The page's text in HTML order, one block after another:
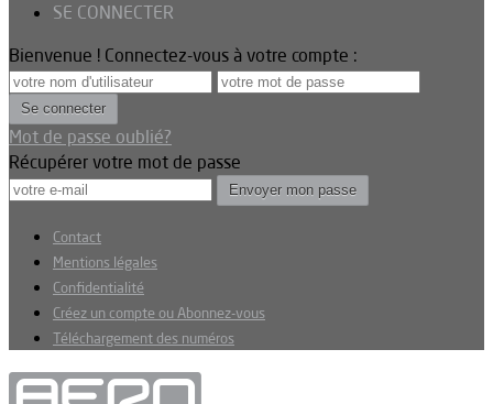
SE CONNECTER
Bienvenue ! Connectez-vous à votre compte :
Mot de passe oublié?
Récupérer votre mot de passe
Contact
Mentions légales
Confidentialité
Créez un compte ou Abonnez-vous
Téléchargement des numéros